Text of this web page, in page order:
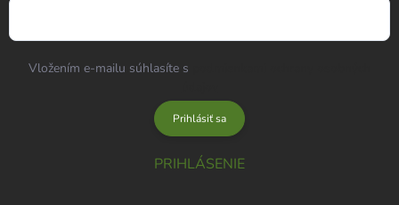
Vložením e-mailu súhlasíte s
Prihlásiť sa
PRIHLÁSENIE